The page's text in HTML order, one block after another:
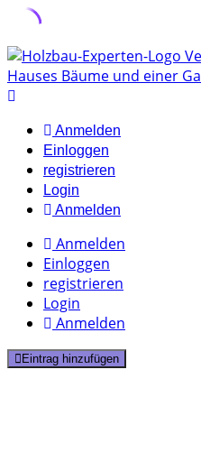
Skip
to
content
Anmelden
Einloggen
registrieren
Login
Anmelden
Anmelden
Einloggen
registrieren
Login
Anmelden
Eintrag hinzufügen